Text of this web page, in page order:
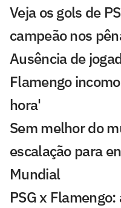
Veja os gols de
campeão nos
Ausência de
Flamengo
hora'
Sem melhor do
escalação para
Mundial
PSG x